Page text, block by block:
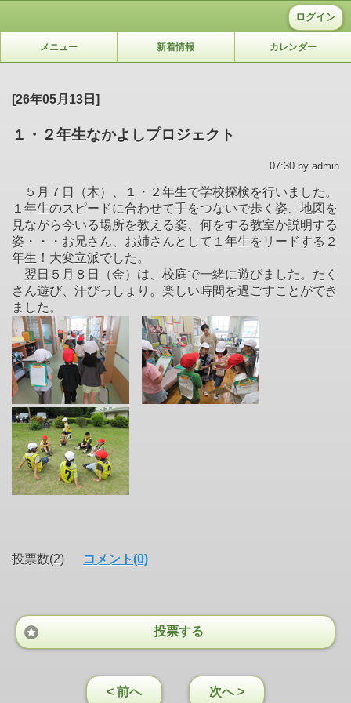
ログイン
メニュー 新着情報 カレンダー
[26年05月13日]
１・２年生なかよしプロジェクト
07:30 by admin
５月７日（木）、１・２年生で学校探検を行いました。
１年生のスピードに合わせて手をつないで歩く姿、地図を
見ながら今いる場所を教える姿、何をする教室か説明する
姿・・・お兄さん、お姉さんとして１年生をリードする２
年生！大変立派でした。
翌日５月８日（金）は、校庭で一緒に遊びました。たく
さん遊び、汗びっしょり。楽しい時間を過ごすことができ
ました。
投票数(2) コメント(0)
投票する
< 前へ 次へ >